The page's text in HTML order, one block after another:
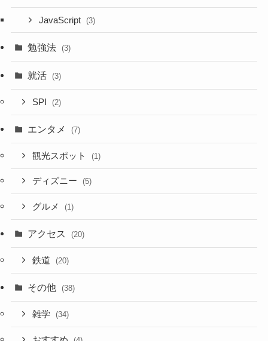
JavaScript (3)
勉強法 (3)
就活 (3)
SPI (2)
エンタメ (7)
観光スポット (1)
ディズニー (5)
グルメ (1)
アクセス (20)
鉄道 (20)
その他 (38)
雑学 (34)